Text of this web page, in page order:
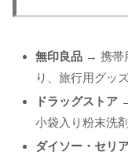
無印良品 → 携帯
り、旅行用グッ
ドラッグストア
小袋入り粉末洗
ダイソー・セリ